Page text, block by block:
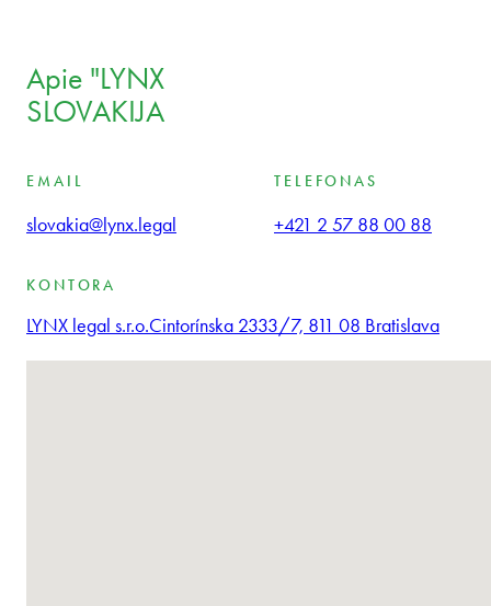
Apie "LYNX
SLOVAKIJA
EMAIL
slovakia@lynx.legal
TELEFONAS
+421 2 57 88 00 88
KONTORA
LYNX legal s.r.o.Cintorínska 2333/7, 811 08 Bratislava